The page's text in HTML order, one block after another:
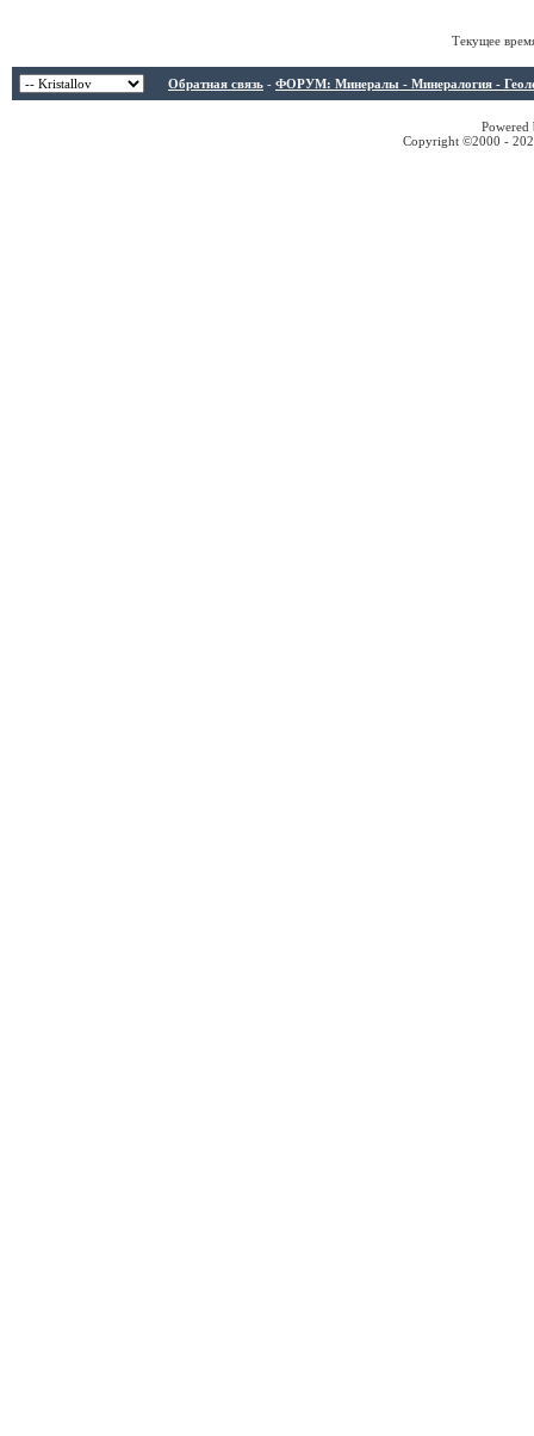
Текущее
Обратная связь - ФОРУМ: Минералы - Минералогия -
Copyright ©2000 -